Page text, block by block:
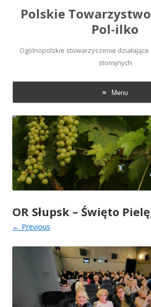
Polskie
Pol-ilko
Ogólnopolskie stowarzyszenie
stomijnych
Menu
Skip
to
content
OR Słupsk – Święto
← Previous